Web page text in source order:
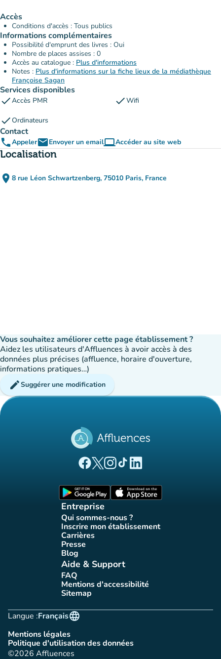
Accès
Conditions d'accès : Tous publics
Informations complémentaires
Possibilité d'emprunt des livres : Oui
Nombre de places assises : 0
Accès au catalogue : Plus d'informations
Notes : Plus d'informations sur la fiche lieux de la médiathèque
Françoise Sagan
Services disponibles
checkAccès PMR checkWifi
checkOrdinateurs
Contact
phoneAppeleremailEnvoyer un emailcomputerAccéder au site web
(nouvel onglet)
Localisation
place 8 rue Léon Schwartzenberg, 75010 Paris, France
(ouvrir dans Google Maps)
(nouvel onglet)
Vous souhaitez améliorer cette page établissement ?
Aidez les utilisateurs d'Affluences à avoir accès à des
données plus précises (affluence, horaire d'ouverture,
informations pratiques…)
editSuggérer une modification
(nouvel onglet)
(nouvel onglet)
(nouvel onglet)
(nouvel onglet)
(nouvel onglet)
Entreprise
Qui sommes-nous ?
(nouvel onglet)
Inscrire mon établissement
(nouvel onglet)
Carrières(nouvel onglet)
Presse(nouvel onglet)
Blog(nouvel onglet)
Aide & Support
FAQ(nouvel onglet)
Mentions d'accessibilité
(nouvel onglet)
Sitemap(nouvel onglet)
Langue :
language
Français
Mentions légales
(nouvel onglet)
Politique d'utilisation des données
(nouvel onglet)
©2026 Affluences